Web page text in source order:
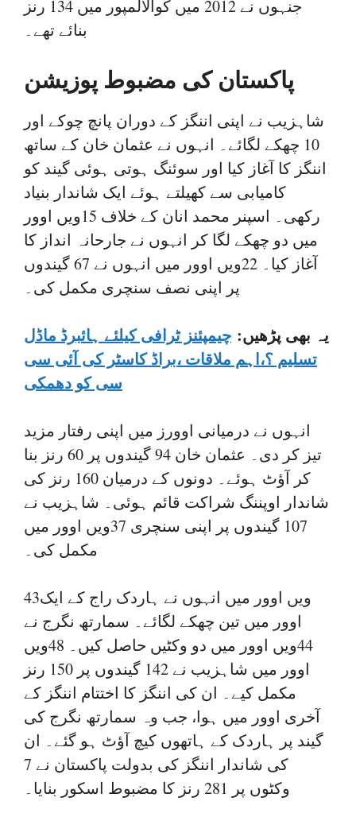
جنہوں نے 2012 میں کوالالمپور میں 134 رنز
بنائے تھے۔
پاکستان کی مضبوط پوزیشن
شاہزیب نے اپنی اننگز کے دوران پانچ چوکے اور
10 چھکے لگائے۔ انہوں نے عثمان خان کے ساتھ
اننگز کا آغاز کیا اور سوئنگ ہوتی ہوئی گیند کو
کامیابی سے کھیلتے ہوئے ایک شاندار بنیاد
رکھی۔ اسپنر محمد انان کے خلاف 15ویں اوور
میں دو چھکے لگا کر انہوں نے جارحانہ انداز کا
آغاز کیا۔ 22ویں اوور میں انہوں نے 67 گیندوں
پر اپنی نصف سنچری مکمل کی۔
یہ بھی پڑھیں: چیمپئنز ٹرافی کیلئے ہائبرڈ ماڈل
تسلیم ؟،اہم ملاقات ،براڈ کاسٹر کی آئی سی
سی کو دھمکی
انہوں نے درمیانی اوورز میں اپنی رفتار مزید
تیز کر دی۔ عثمان خان 94 گیندوں پر 60 رنز بنا
کر آؤٹ ہوئے۔ دونوں کے درمیان 160 رنز کی
شاندار اوپننگ شراکت قائم ہوئی۔ شاہزیب نے
107 گیندوں پر اپنی سنچری 37ویں اوور میں
مکمل کی۔
43ویں اوور میں انہوں نے ہاردک راج کے ایک
اوور میں تین چھکے لگائے۔ سمارتھ نگرج نے
44ویں اوور میں دو وکٹیں حاصل کیں۔ 48ویں
اوور میں شاہزیب نے 142 گیندوں پر 150 رنز
مکمل کیے۔ ان کی اننگز کا اختتام اننگز کے
آخری اوور میں ہوا، جب وہ سمارتھ نگرج کی
گیند پر ہاردک کے ہاتھوں کیچ آؤٹ ہو گئے۔ ان
کی شاندار اننگز کی بدولت پاکستان نے 7
وکٹوں پر 281 رنز کا مضبوط اسکور بنایا۔